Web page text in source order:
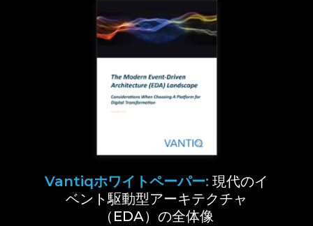
Vantiqホワイトペーパー: 現代のイ
ベント駆動型アーキテクチャ
（EDA）の全体像